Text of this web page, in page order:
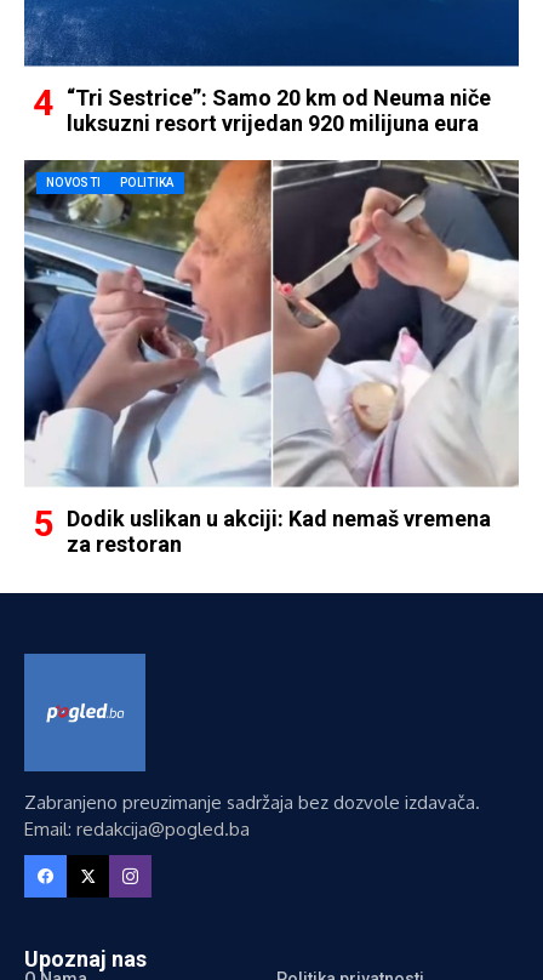
“Tri Sestrice”: Samo 20 km od Neuma niče
luksuzni resort vrijedan 920 milijuna eura
NOVOSTI POLITIKA
Dodik uslikan u akciji: Kad nemaš vremena
za restoran
Zabranjeno preuzimanje sadržaja bez dozvole izdavača.
Email: redakcija@pogled.ba
Upoznaj nas